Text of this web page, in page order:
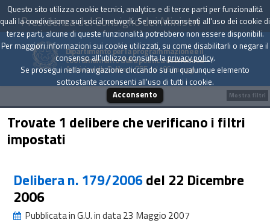
Presidenza del Consiglio dei Ministri
Dipartimento per la programmazione e il
coordinamento della politica economica
Archivio delle Delibere CIPE dal 1967 a oggi
Trovate 1 delibere che verificano i filtri
impostati
Delibera n. 179/2006del 22 Dicembre
2006
Pubblicata in G.U. in data 23 Maggio 2007
Mostra filtri
Questo sito utilizza cookie tecnici, analytics e di terze parti per funzionalità
quali la condivisione sui social network. Se non acconsenti all'uso dei cookie di
terze parti, alcune di queste funzionalità potrebbero non essere disponibili.
Per maggiori informazioni sui cookie utilizzati, su come disabilitarli o negare il
consenso all'utilizzo consulta laprivacy policy.
Se prosegui nella navigazione cliccando su un qualunque elemento
sottostante acconsenti all'uso di tutti i cookie.
Acconsento